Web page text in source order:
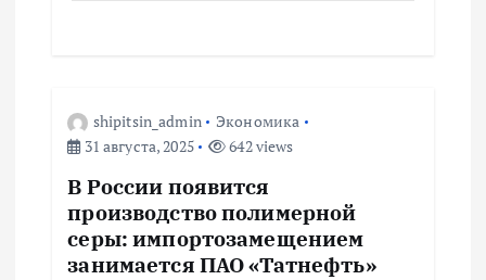
shipitsin_admin
Экономика
31 августа, 2025
642 views
В России появится
производство полимерной
серы: импортозамещением
занимается ПАО «Татнефть»